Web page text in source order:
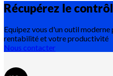
Récupérez le
Equipez vous d'un outil
rentabilité et votre productivité
Nous contacter